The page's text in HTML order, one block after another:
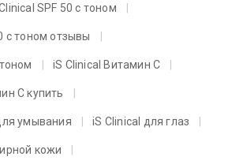
SPF 50 с тоном
с тоном отзывы
iS Clinical Витамин C
C купить
умывания iS Clinical для глаз
кожи